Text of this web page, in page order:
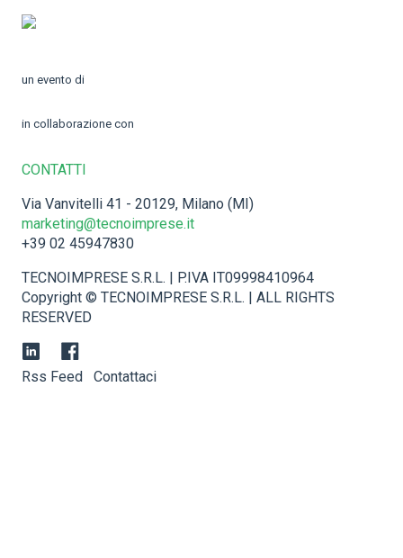
un evento di
in collaborazione con
CONTATTI
Via Vanvitelli 41 - 20129, Milano (MI)
marketing@tecnoimprese.it
+39 02 45947830
TECNOIMPRESE S.R.L. | P.IVA IT09998410964
Copyright © TECNOIMPRESE S.R.L. | ALL RIGHTS
RESERVED
Rss Feed Contattaci